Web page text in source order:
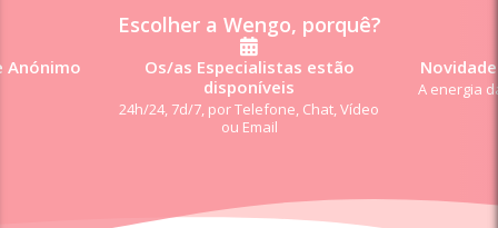
Escolher a Wengo, porquê?
Anónimo
Os/as Especialistas estão
disponíveis
24h/24, 7d/7, por Telefone, Chat, Vídeo
ou Email
A energia